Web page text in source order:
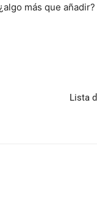
más que añadir?
Lista